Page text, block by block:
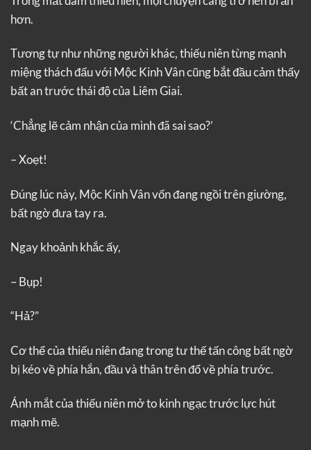
hơn.
Tương tự như những người khác, thiếu niên từng mạnh
miệng thách đấu với Mộc Kinh Vân cũng bắt đầu cảm thấy
bất an trước thái độ của Liêm Giai.
‘Chẳng lẽ cảm nhận của mình đã sai sao?’
– Xoẹt!
Đúng lúc này, Mộc Kinh Vân vốn đang ngồi trên giường,
bất ngờ đưa tay ra.
Ngay khoảnh khắc ấy,
– Bụp!
“Hả?”
Cơ thể của thiếu niên đang trong tư thế tấn công bất ngờ
bị kéo về phía hắn, đầu và thân trên đổ về phía trước.
Ánh mắt của thiếu niên mở to kinh ngạc trước lực hút
mạnh mẽ.